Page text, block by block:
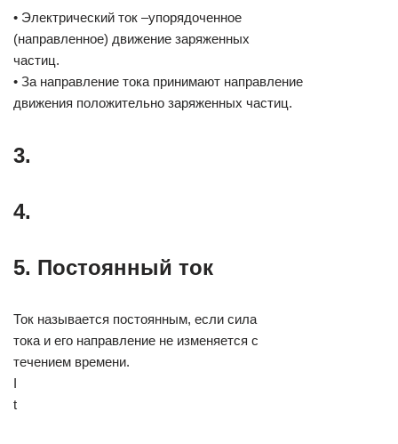
• Электрический ток –упорядоченное
(направленное) движение заряженных
частиц.
• За направление тока принимают направление
движения положительно заряженных частиц.
3.
4.
5. Постоянный ток
Ток называется постоянным, если сила
тока и его направление не изменяется с
течением времени.
I
t